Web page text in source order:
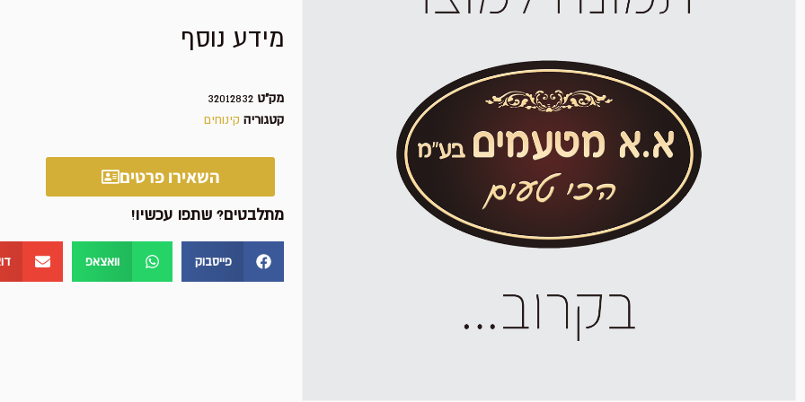
מידע נוסף
מק"ט 32012832
קטגוריה קינוחים
השאירו פרטים
מתלבטים? שתפו עכשיו!
פייסבוק וואצאפ